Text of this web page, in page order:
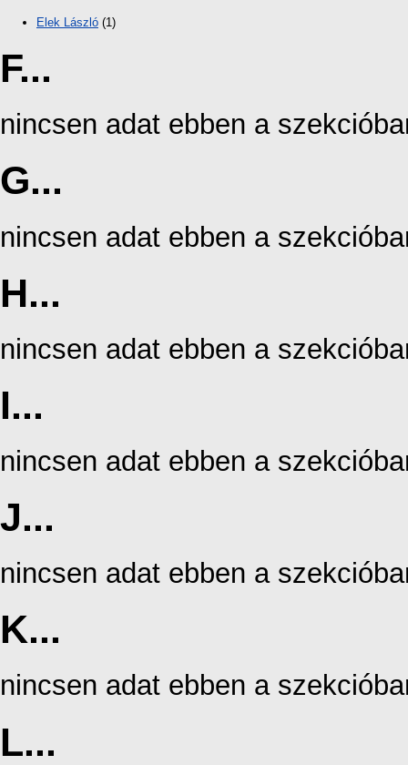
Elek László (1)
F...
nincsen adat ebben a
G...
nincsen adat ebben a
H...
nincsen adat ebben a
I...
nincsen adat ebben a
J...
nincsen adat ebben a
K...
nincsen adat ebben a
L...